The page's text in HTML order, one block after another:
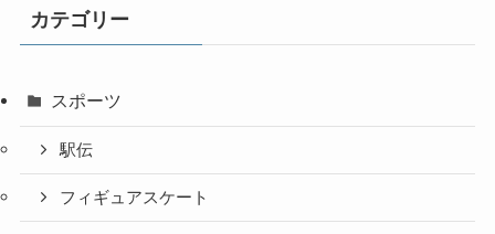
カテゴリー
スポーツ
駅伝
フィギュアスケート